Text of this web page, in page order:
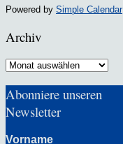
Powered by Simple Calendar
Archiv
Archiv
Abonniere unseren
Newsletter
Vorname